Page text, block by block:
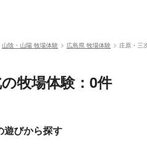
山陰・山陽 牧場体験 広島県 牧場体験 庄原・三
牧場体験：0件
遊びから探す